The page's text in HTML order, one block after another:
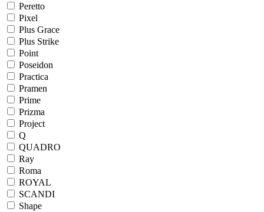
Peretto
Pixel
Plus Grace
Plus Strike
Point
Poseidon
Practica
Pramen
Prime
Prizma
Project
Q
QUADRO
Ray
Roma
ROYAL
SCANDI
Shape